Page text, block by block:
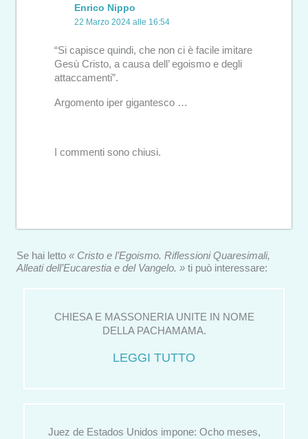
Enrico Nippo
22 Marzo 2024 alle 16:54
“Si capisce quindi, che non ci è facile imitare
Gesù Cristo, a causa dell’ egoismo e degli
attaccamenti”.
Argomento iper gigantesco …
I commenti sono chiusi.
Se hai letto « Cristo e l’Egoismo. Riflessioni Quaresimali,
Alleati dell’Eucarestia e del Vangelo. » ti può interessare:
CHIESA E MASSONERIA UNITE IN NOME
DELLA PACHAMAMA.
LEGGI TUTTO
Juez de Estados Unidos impone: Ocho meses,